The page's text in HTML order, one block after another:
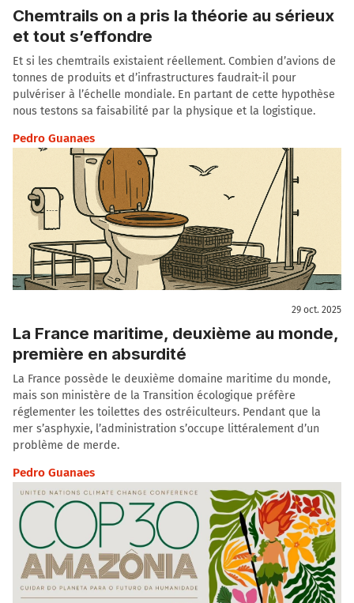
Chemtrails on a pris la théorie au sérieux
et tout s’effondre
Et si les chemtrails existaient réellement. Combien d’avions de
tonnes de produits et d’infrastructures faudrait-il pour
pulvériser à l’échelle mondiale. En partant de cette hypothèse
nous testons sa faisabilité par la physique et la logistique.
Pedro Guanaes
29 oct. 2025
La France maritime, deuxième au monde,
première en absurdité
La France possède le deuxième domaine maritime du monde,
mais son ministère de la Transition écologique préfère
réglementer les toilettes des ostréiculteurs. Pendant que la
mer s’asphyxie, l’administration s’occupe littéralement d’un
problème de merde.
Pedro Guanaes